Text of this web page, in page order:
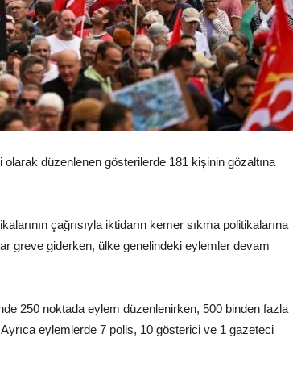
olarak düzenlenen gösterilerde 181 kişinin gözaltına
çağrısıyla iktidarın kemer sıkma politikalarına
greve giderken, ülke genelindeki eylemler devam
250 noktada eylem düzenlenirken, 500 binden fazla
Ayrıca eylemlerde 7 polis, 10 gösterici ve 1 gazeteci